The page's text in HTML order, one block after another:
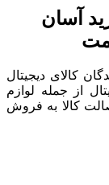
آسان
کالای دیجیتال
از جمله لوازم
کالا به فروش